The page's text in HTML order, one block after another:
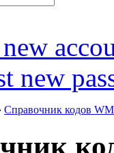
new
Справочник кодов